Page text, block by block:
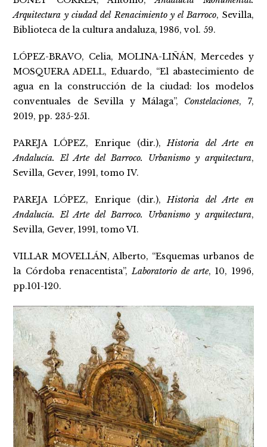
Arquitectura y ciudad del Renacimiento y el Barroco, Sevilla,
Biblioteca de la cultura andaluza, 1986, vol. 59.
LÓPEZ-BRAVO, Celia, MOLINA-LIÑÁN, Mercedes y
MOSQUERA ADELL, Eduardo, “El abastecimiento de
agua en la construcción de la ciudad: los modelos
conventuales de Sevilla y Málaga”, Constelaciones, 7,
2019, pp. 235-251.
PAREJA LÓPEZ, Enrique (dir.),Historia del Arte en
Andalucía. El Arte del Barroco. Urbanismo y arquitectura,
Sevilla, Gever, 1991, tomo IV.
PAREJA LÓPEZ, Enrique (dir.),Historia del Arte en
Andalucía. El Arte del Barroco. Urbanismo y arquitectura,
Sevilla, Gever, 1991, tomo VI.
VILLAR MOVELLÁN, Alberto, “Esquemas urbanos de
la Córdoba renacentista”,Laboratorio de arte, 10, 1996,
pp.101-120.